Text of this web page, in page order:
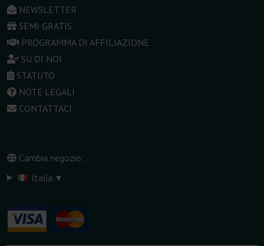
NEWSLETTER
SEMI GRATIS
PROGRAMMA DI AFFILIAZIONE
SU DI NOI
STATUTO
NOTE LEGALI
CONTATTACI
Cambia negozio:
Italia ▾